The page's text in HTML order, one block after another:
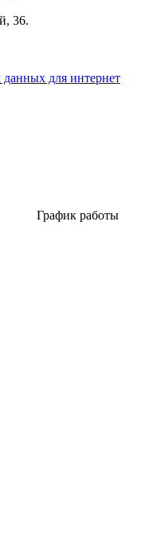
36.
данных для интернет
График работы